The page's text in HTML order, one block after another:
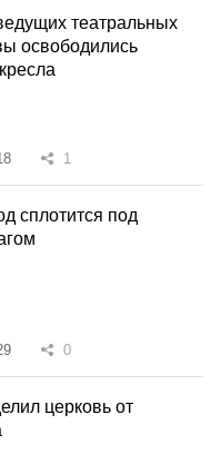
театральных
освободились
1
сплотится под
0
церковь от